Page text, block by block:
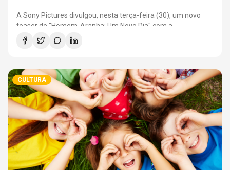
ARANHA: UM NOVO DIA"
A Sony Pictures divulgou, nesta terça-feira (30), um novo
teaser de "Homem-Aranha: Um Novo Dia" com a
participação de Lionel Messi. O astro argentino divide a cena
com o universo do herói em uma ação promocional do filme.
CULTURA